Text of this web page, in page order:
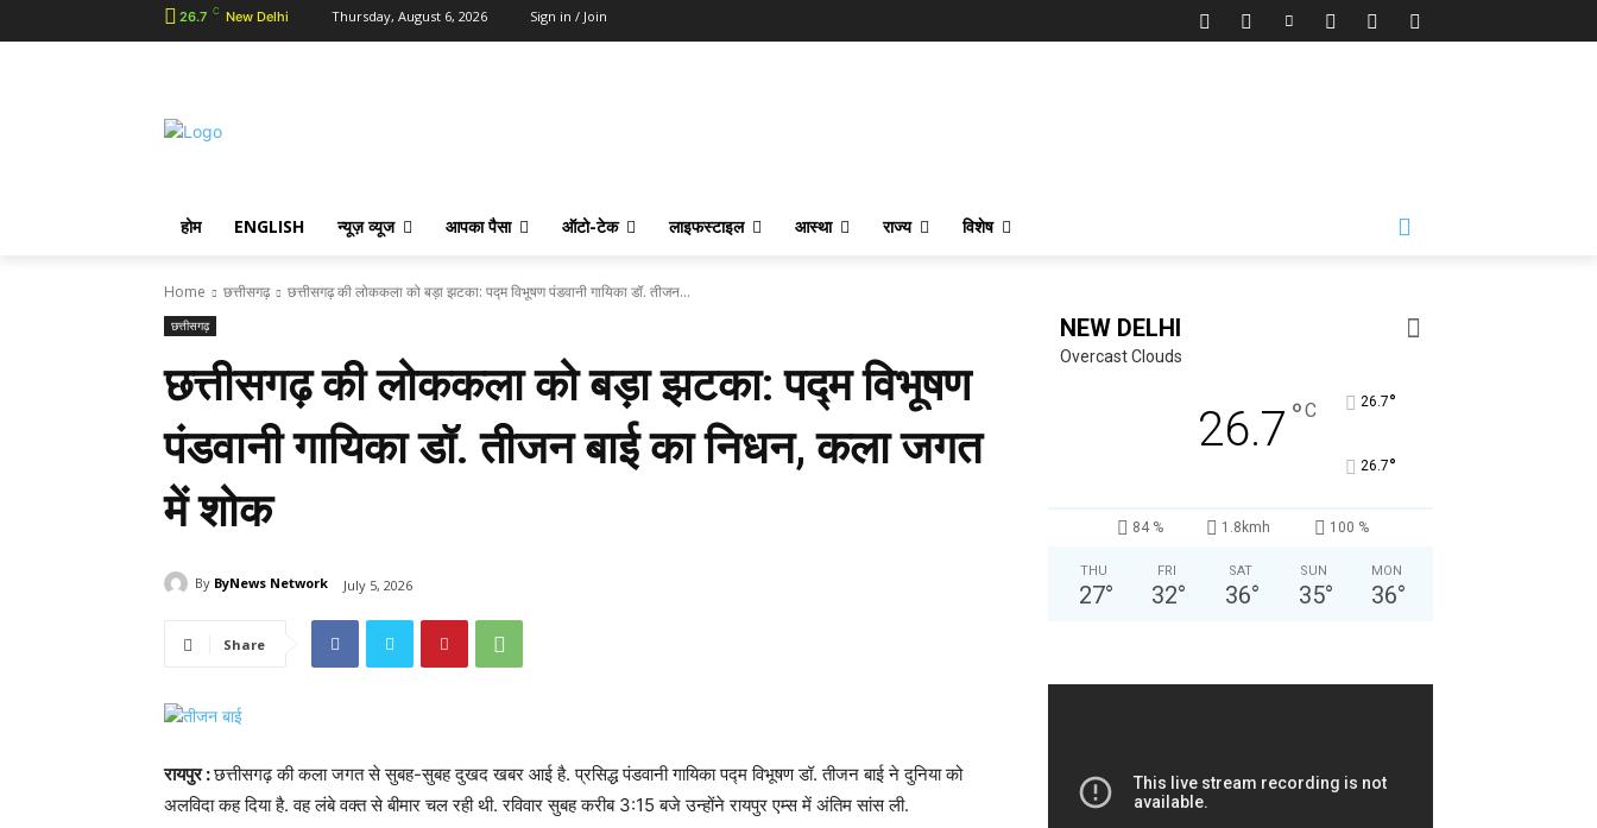
26.7 C New Delhi Thursday, August 6, 2026 Sign in / Join
होम ENGLISH न्यूज़ व्यूज आपका पैसा ऑटो-टेक लाइफस्टाइल आस्था राज्य विशेष
Home छत्तीसगढ़ छत्तीसगढ़ की लोककला को बड़ा झटका: पद्म विभूषण पंडवानी गायिका डॉ. तीजन...
छत्तीसगढ़
छत्तीसगढ़ की लोककला को बड़ा झटका: पद्म विभूषण
पंडवानी गायिका डॉ. तीजन बाई का निधन, कला जगत
में शोक
By ByNews Network July 5, 2026
Share
रायपुर :छत्तीसगढ़ की कला जगत से सुबह-सुबह दुखद खबर आई है. प्रसिद्ध पंडवानी गायिका पद्म विभूषण डॉ. तीजन बाई ने दुनिया को
अलविदा कह दिया है. वह लंबे वक्त से बीमार चल रही थी. रविवार सुबह करीब 3:15 बजे उन्होंने रायपुर एम्स में अंतिम सांस ली.
NEW DELHI
Overcast Clouds
26.7 °C 26.7°
26.7°
84 % 1.8kmh 100 %
THU
27°
FRI
32°
SAT
36°
SUN
35°
MON
36°